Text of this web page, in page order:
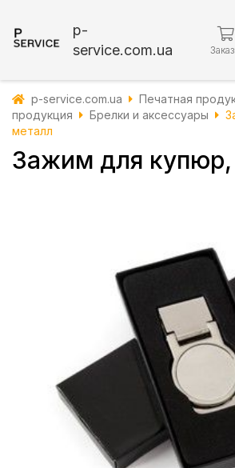
p-
service.com.ua
p-service.com.ua Печатная
продукция
Брелки и аксессуары
металл
Зажим для купюр,